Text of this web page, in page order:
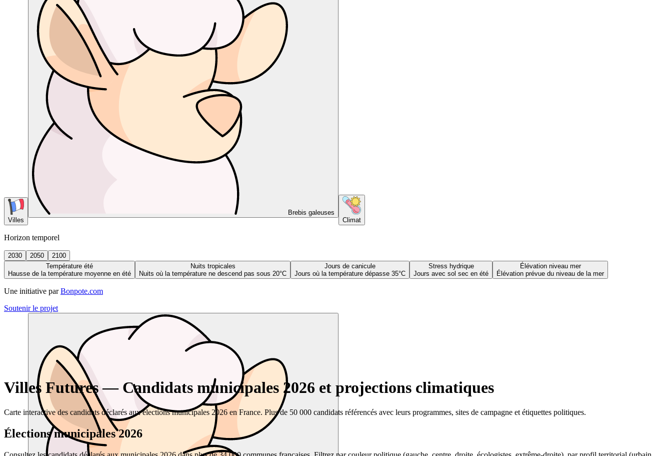
Villes
Brebis galeuses
Climat
Horizon temporel
2030 2050
2100
Température été
Hausse de la température moyenne en été
Nuits tropicales
Nuits où la température ne descend pas sous 20°C
Jours de canicule
Jours où la température dépasse 35°C
Stress hydrique
Jours avec sol sec en été
Élévation niveau mer
Élévation prévue du niveau de la mer
Une initiative par Bonpote.com
Soutenir le projet
Villes Futures — Candidats municipales 2026 et projections climatiques
Carte interactive des candidats déclarés aux élections municipales 2026 en France. Plus de 50 000 candidats référencés avec leurs programmes, sites de campagne et étiquettes politiques.
Élections municipales 2026